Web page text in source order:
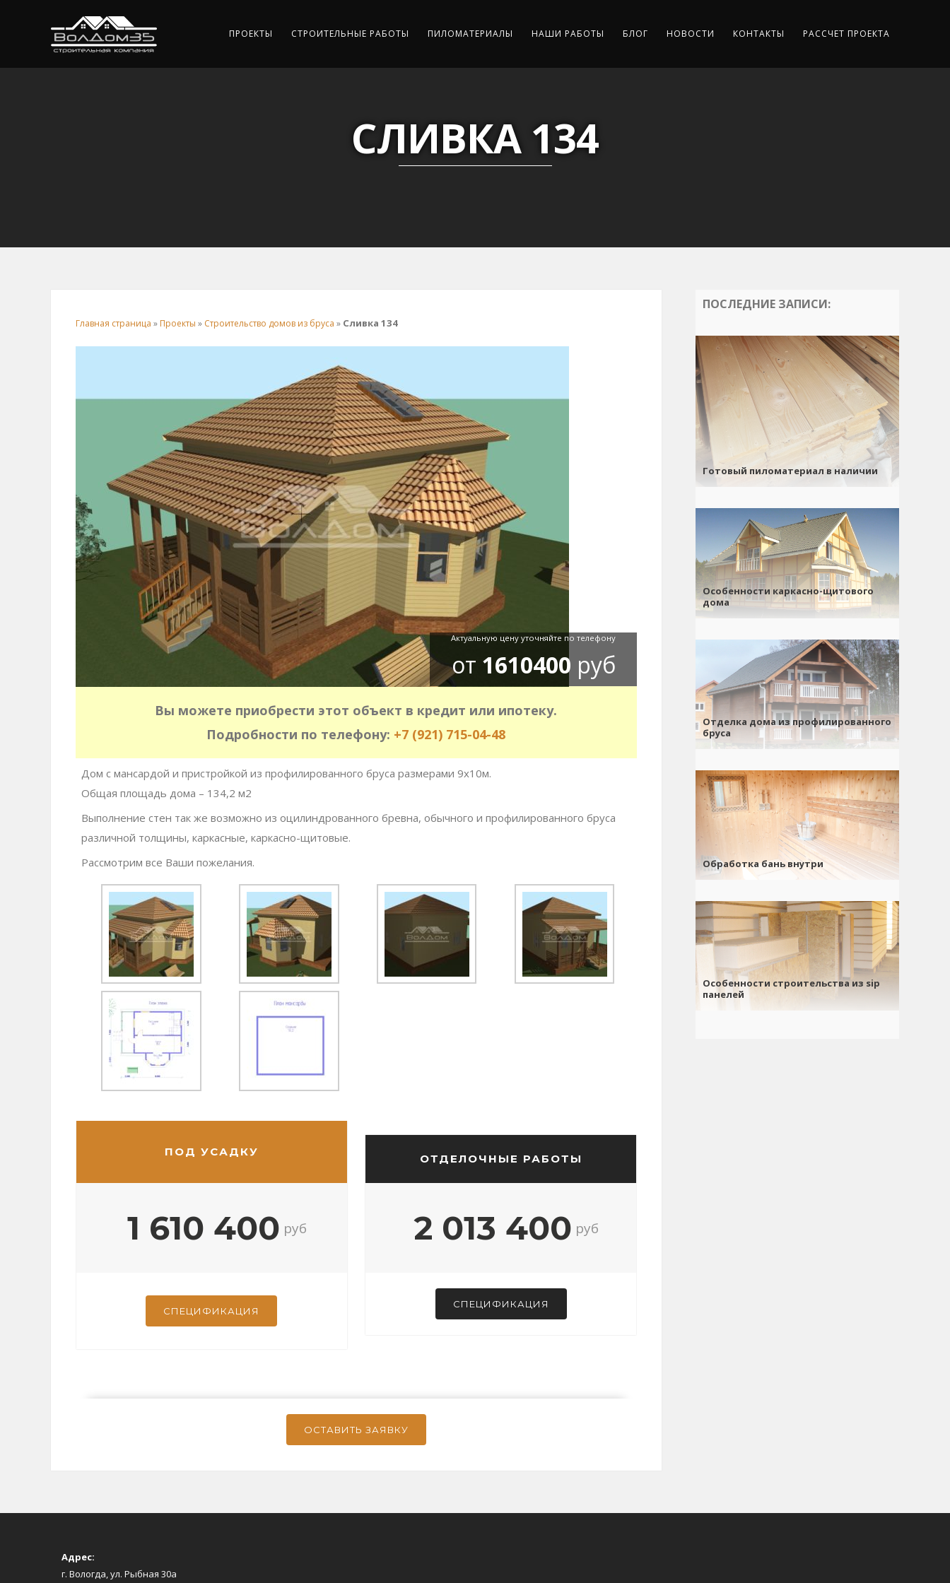
ПРОЕКТЫ СТРОИТЕЛЬНЫЕ РАБОТЫ ПИЛОМАТЕРИАЛЫ НАШИ РАБОТЫ БЛОГ НОВОСТИ КОНТАКТЫ РАССЧЕТ ПРОЕКТА
СЛИВКА 134
Главная страница » Проекты » Строительство домов из бруса » Сливка 134
Актуальную цену уточняйте по телефону
от 1610400 руб
Вы можете приобрести этот объект в кредит или ипотеку.
Подробности по телефону: +7 (921) 715-04-48
Дом с мансардой и пристройкой из профилированного бруса размерами 9х10м.
Общая площадь дома – 134,2 м2
Выполнение стен так же возможно из оцилиндрованного бревна, обычного и профилированного бруса
различной толщины, каркасные, каркасно-щитовые.
Рассмотрим все Ваши пожелания.
ПОД УСАДКУ
1 610 400 руб
СПЕЦИФИКАЦИЯ
ОТДЕЛОЧНЫЕ РАБОТЫ
2 013 400 руб
СПЕЦИФИКАЦИЯ
ОСТАВИТЬ ЗАЯВКУ
ПОСЛЕДНИЕ ЗАПИСИ:
Готовый пиломатериал в наличии
Особенности каркасно-щитового
дома
Отделка дома из профилированного
бруса
Обработка бань внутри
Особенности строительства из sip
панелей
Адрес:
г. Вологда, ул. Рыбная 30а